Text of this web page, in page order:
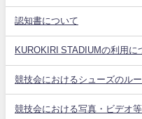
認知書について
KUROKIRI STADIUMの利用に
競技会におけるシューズのル
競技会における写真・ビデオ